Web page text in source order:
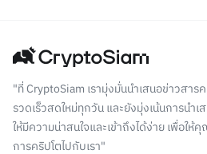
"ที่ CryptoSiam เรามุ่งมั่นนำเสนอข่าวสาร
รวดเร็วสดใหม่ทุกวัน และยังมุ่งเน้นการนำเ
ให้มีความน่าสนใจและเข้าถึงได้ง่าย เพื่อให้
การคริปโตไปกับเรา"